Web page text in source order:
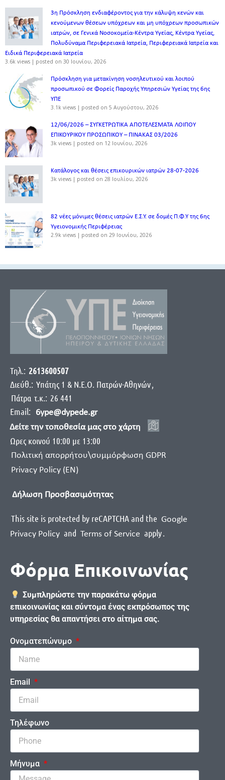
3η Πρόσκληση ενδιαφέροντος για την κάλυψη κενών και
κενούμενων θέσεων υπόχρεων και μη υπόχρεων προσωπικών
ιατρών, σε Γενικά Νοσοκομεία-Κέντρα Υγείας, Κέντρα Υγείας,
Πολυδύναμα Περιφερειακά Ιατρεία, Περιφερειακά Ιατρεία και
Ειδικά Περιφερειακά Ιατρεία
3.6k views | posted on 30 Ιουνίου, 2026
Πρόσκληση για μετακίνηση νοσηλευτικού και λοιπού
προσωπικού σε Φορείς Παροχής Υπηρεσιών Υγείας της 6ης
ΥΠΕ
3.1k views | posted on 5 Αυγούστου, 2026
12/06/2026 – ΣΥΓΚΕΤΡΩΤΙΚΑ ΑΠΟΤΕΛΕΣΜΑΤΑ ΛΟΙΠΟΥ
ΕΠΙΚΟΥΡΙΚΟΥ ΠΡΟΣΩΠΙΚΟΥ – ΠΙΝΑΚΑΣ 03/2026
3k views | posted on 12 Ιουνίου, 2026
Κατάλογος και θέσεις επικουρικών ιατρών 28-07-2026
3k views | posted on 28 Ιουλίου, 2026
82 νέες μόνιμες θέσεις ιατρών Ε.Σ.Υ. σε δομές Π.Φ.Υ της 6ης
Υγειονομικής Περιφέρειας
2.9k views | posted on 29 Ιουνίου, 2026
Τηλ.: 2613600507
Διεύθ.: Yπάτης 1 & Ν.Ε.Ο. Πατρών-Αθηνών,
Πάτρα τ.κ.: 26 441
Email:
6ype@dypede.gr
Δείτε την τοποθεσία μας στο χάρτη
Ωρες κοινού 10:00 με 13:00
Πολιτική απορρήτου\συμμόρφωση GDPR
Privacy Policy (EN)
Δήλωση Προσβασιμότητας
This site is protected by reCAPTCHA and the Google
Privacy Policy and Terms of Service apply.
Φόρμα Επικοινωνίας
Συμπληρώστε την παρακάτω φόρμα
επικοινωνίας και σύντομα ένας εκπρόσωπος της
υπηρεσίας θα απαντήσει στο αίτημα σας.
Ονοματεπώνυμο
Email
Τηλέφωνο
Μήνυμα